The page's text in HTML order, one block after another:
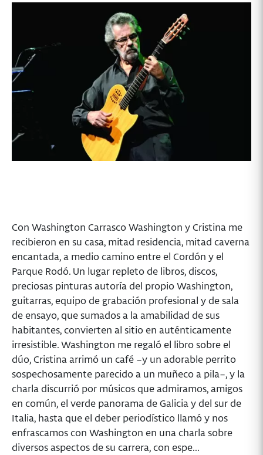
Con Washington Carrasco Washington y Cristina me
recibieron en su casa, mitad residencia, mitad caverna
encantada, a medio camino entre el Cordón y el
Parque Rodó. Un lugar repleto de libros, discos,
preciosas pinturas autoría del propio Washington,
guitarras, equipo de grabación profesional y de sala
de ensayo, que sumados a la amabilidad de sus
habitantes, convierten al sitio en auténticamente
irresistible. Washington me regaló el libro sobre el
dúo, Cristina arrimó un café –y un adorable perrito
sospechosamente parecido a un muñeco a pila–, y la
charla discurrió por músicos que admiramos, amigos
en común, el verde panorama de Galicia y del sur de
Italia, hasta que el deber periodístico llamó y nos
enfrascamos con Washington en una charla sobre
diversos aspectos de su carrera, con espe...